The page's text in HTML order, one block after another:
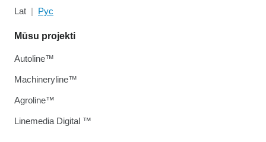
Lat Рус
Mūsu projekti
Autoline™
Machineryline™
Agroline™
Linemedia Digital ™